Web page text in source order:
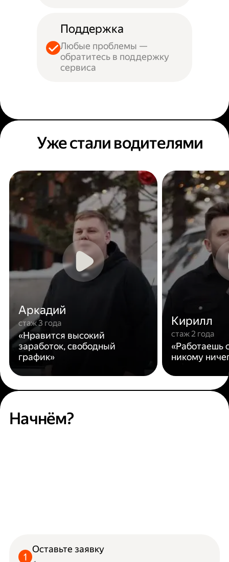
Поддержка
Любые проблемы —
обратитесь в поддержку
сервиса
Уже стали водителями
Аркадий
стаж 3 года
«Нравится высокий
заработок, свободный
график»
Кирилл
стаж 2 года
«Работаешь
никому
Начнём?
Оставьте заявку